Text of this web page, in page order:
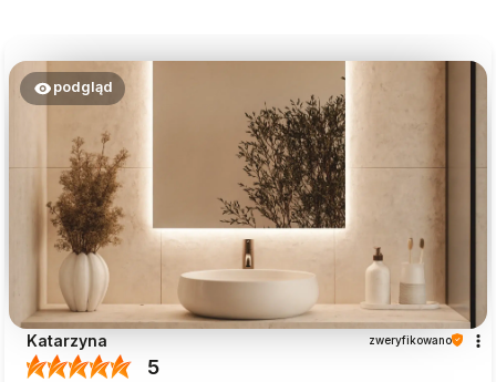
podgląd
Katarzyna zweryfikowano
5